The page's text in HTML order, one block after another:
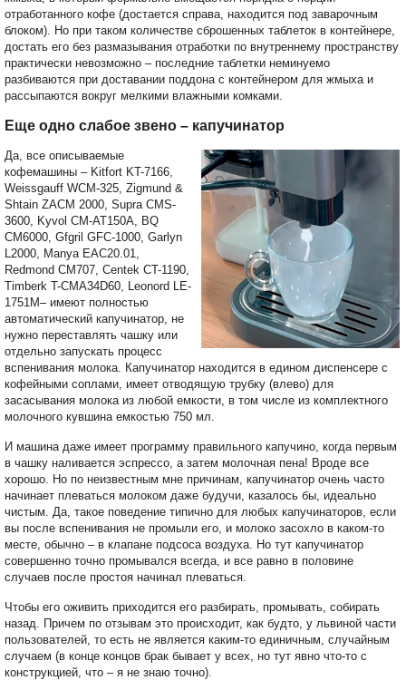
отработанного кофе (достается справа, находится под заварочным
блоком). Но при таком количестве сброшенных таблеток в контейнере,
достать его без размазывания отработки по внутреннему пространству
практически невозможно – последние таблетки неминуемо
разбиваются при доставании поддона с контейнером для жмыха и
рассыпаются вокруг мелкими влажными комками.
Еще одно слабое звено – капучинатор
Да, все описываемые
кофемашины – Kitfort KT-7166,
Weissgauff WCM-325, Zigmund &
Shtain ZACM 2000, Supra CMS-
3600, Kyvol CM-AT150A, BQ
CM6000, Gfgril GFC-1000, Garlyn
L2000, Manya EAC20.01,
Redmond CM707, Centek CT-1190,
Timberk T-CMA34D60, Leonord LE-
1751M– имеют полностью
автоматический капучинатор, не
нужно переставлять чашку или
отдельно запускать процесс
вспенивания молока. Капучинатор находится в едином диспенсере с
кофейными соплами, имеет отводящую трубку (влево) для
засасывания молока из любой емкости, в том числе из комплектного
молочного кувшина емкостью 750 мл.
И машина даже имеет программу правильного капучино, когда первым
в чашку наливается эспрессо, а затем молочная пена! Вроде все
хорошо. Но по неизвестным мне причинам, капучинатор очень часто
начинает плеваться молоком даже будучи, казалось бы, идеально
чистым. Да, такое поведение типично для любых капучинаторов, если
вы после вспенивания не промыли его, и молоко засохло в каком-то
месте, обычно – в клапане подсоса воздуха. Но тут капучинатор
совершенно точно промывался всегда, и все равно в половине
случаев после простоя начинал плеваться.
Чтобы его оживить приходится его разбирать, промывать, собирать
назад. Причем по отзывам это происходит, как будто, у львиной части
пользователей, то есть не является каким-то единичным, случайным
случаем (в конце концов брак бывает у всех, но тут явно что-то с
конструкцией, что – я не знаю точно).